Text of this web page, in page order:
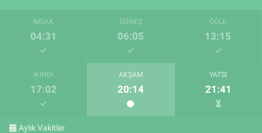
İMSAK
04:31
GÜNEŞ
06:05
ÖĞLE
13:15
İKINDI
17:02
AKŞAM
20:14
YATSI
21:41
Aylık Vakitler